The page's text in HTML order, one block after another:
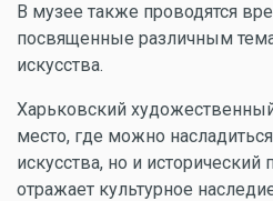
В музее также проводятся
посвященные различным
искусства.
Харьковский
место, где можно
искусства, но и
отражает культурное